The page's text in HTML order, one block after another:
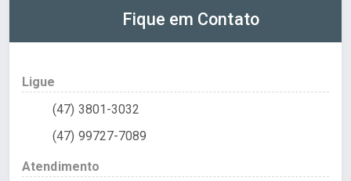
Fique em Contato
Ligue
(47) 3801-3032
(47) 99727-7089
Atendimento